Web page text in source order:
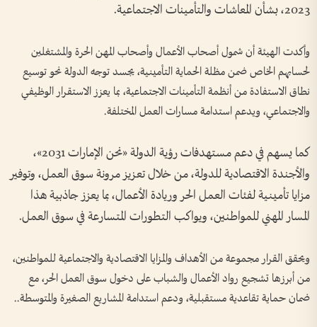
2023، بشأن المعاشات والتأمينات الاجتماعية.
وأكدت الهيئة أن شمول أصحاب الأعمال وأصحاب المهن الحرة والمشتغلين
لحسابهم الخاص ضمن مظلة الحماية التأمينية، يجسد توجه الدولة نحو توسيع
نطاق الاستفادة من أنظمة التأمينات الاجتماعية، بما يعزز الاستقرار الوظيفي
والاجتماعي، ويدعم استدامة مسارات العمل المختلفة.
كما يسهم في دعم مستهدفات رؤية الدولة «نحن الإمارات 2031»،
والأجندة الاقتصادية للدولة، من خلال تعزيز مرونة سوق العمل، وتوفير
مزايا تأمينية لفئات العمل الحر وريادة الأعمال، بما يعزز جاذبية هذا
المسار المهني للمواطنين، ويواكب التطورات المتسارعة في سوق العمل.
ويحقق القرار مجموعة من الأهداف والمزايا الاقتصادية والاجتماعية للمواطنين،
من أبرزها تشجيع رواد الأعمال والشباب على دخول سوق العمل الحر، مع
ضمان حماية تقاعدية مستقبلية، ودعم استدامة المشاريع الصغيرة والمتوسطة..